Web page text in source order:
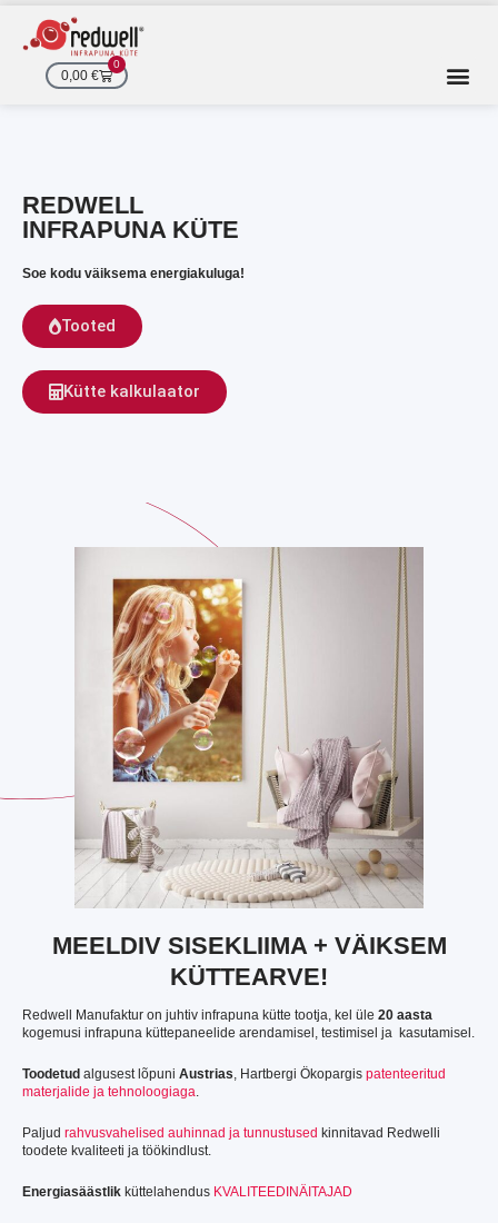
content
0,00 €
0
Cart
REDWELL
INFRAPUNA KÜTE
Soe kodu väiksema energiakuluga!
Tooted
Kütte kalkulaator
MEELDIV SISEKLIIMA + VÄIKSEM
KÜTTEARVE!
Redwell Manufaktur on juhtiv infrapuna kütte tootja, kel üle 20 aasta
kogemusi infrapuna küttepaneelide arendamisel, testimisel ja kasutamisel.
Toodetud algusest lõpuni Austrias , Hartbergi Ökopargis patenteeritud
materjalide ja tehnoloogiaga
Paljud rahvusvahelised auhinnad ja tunnustused kinnitavad Redwelli
toodete kvaliteeti ja töökindlust.
Energiasäästlik küttelahendus KVALITEEDINÄITAJAD